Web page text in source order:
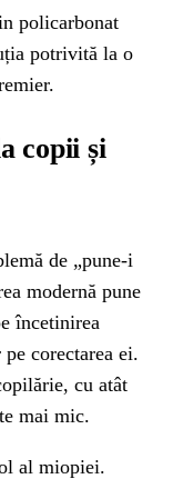
policarbonat
potrivită la o
copii și
de „pune-i
modernă pune
încetinirea
corectarea ei.
cu atât
mai mic.
al miopiei.